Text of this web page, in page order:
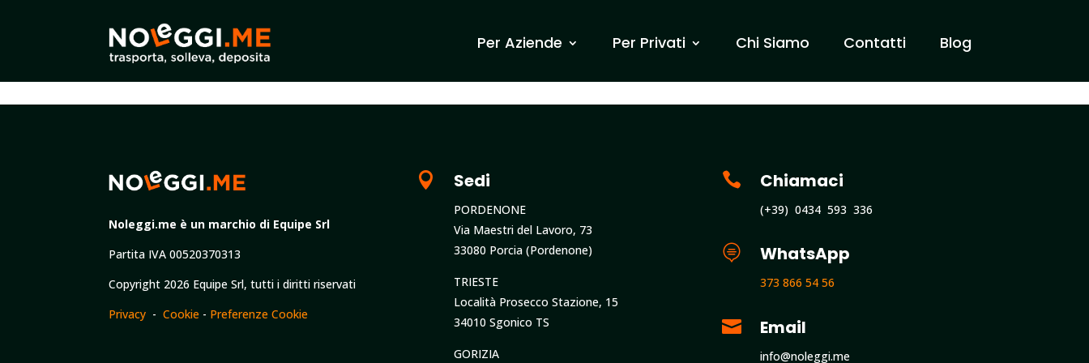
Per Aziende Per Privati Chi Siamo Contatti Blog
Noleggi.me è un marchio di Equipe Srl
Partita IVA 00520370313
Copyright 2026 Equipe Srl, tutti i diritti riservati
Privacy -Cookie - Preferenze Cookie
 Sedi
PORDENONE
Via Maestri del Lavoro, 73
33080 Porcia (Pordenone)
TRIESTE
Località Prosecco Stazione, 15
34010 Sgonico TS
GORIZIA
 Chiamaci
(+39) 0434 593 336
 WhatsApp
373 866 54 56
 Email
info@noleggi.me